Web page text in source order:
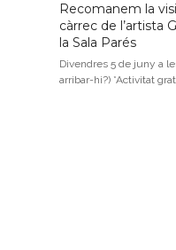
Recomanem la
càrrec de l’artista
la Sala Parés
Divendres 5 de juny a
arribar-hi?) *Activitat